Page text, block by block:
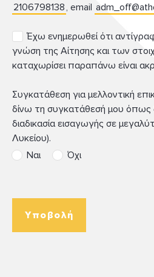
Δήμος
/ Πόλη
Περιφέρεια
/ Νομός
Email
Στοιχεία
μητέρας
υποψηφίου
Δήμος
/ Πόλη
Περιφέρεια
/ Νομός
Email
Στοιχεία
πατέρα
υποψηφίου
Επικοινωνία
Email
που
συμπληρώνει
την
2106798138 , email
Έχω ενημερωθεί ότι
γνώση της Αίτησης και των
καταχωρίσει παραπάνω είναι
Συγκατάθεση για μελλοντική
δίνω τη συγκατάθεσή μου όπως
διαδικασία εισαγωγής σε
Λυκείου).
Ναι
Όχι
Υποβολή